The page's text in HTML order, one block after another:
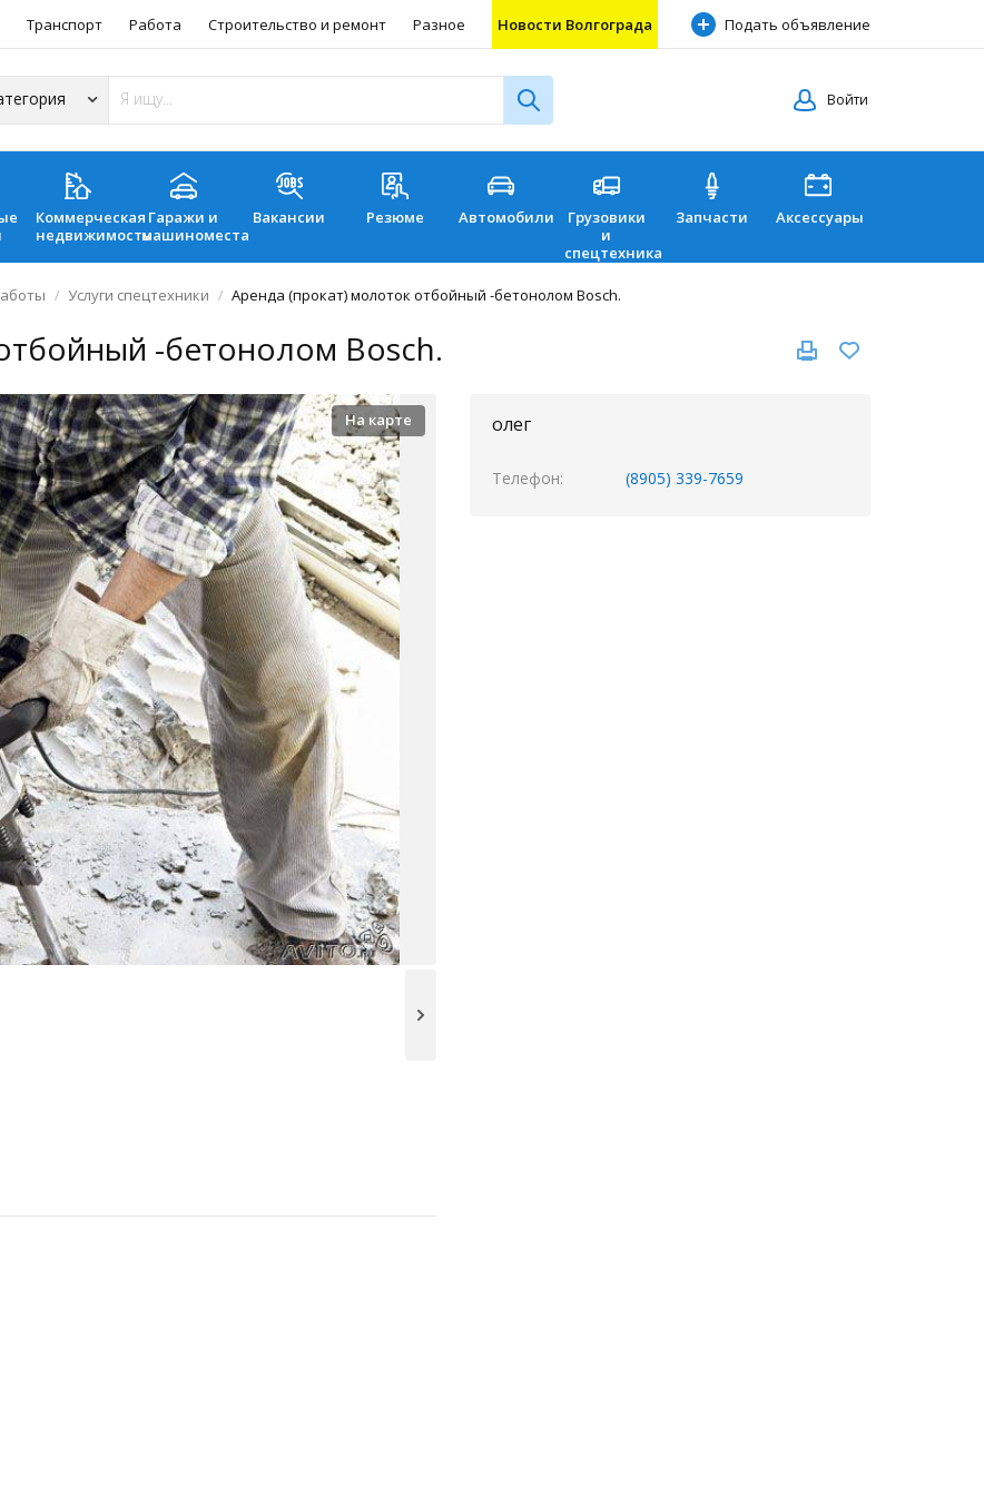
Транспорт Работа Строительство и ремонт Разное Новости Волгограда Подать объявление
Войти
Коммерческая
недвижимость
Гаражи и
машиноместа
Вакансии Резюме Автомобили
Грузовики
и
спецтехника
Запчасти Аксессуары
Услуги спецтехники Аренда (прокат) молоток отбойный -бетонолом Bosch.
-бетонолом Bosch.
олег
Телефон (8905) 339-7659
На карте